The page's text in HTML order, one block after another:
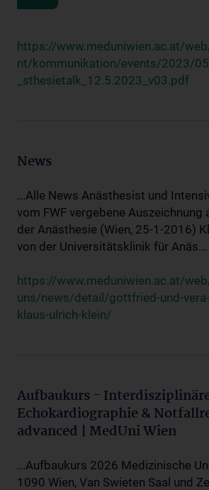
https://www.meduniwien.ac.at/
nt/kommunikation/events/2023/05/
_sthesietalk_12.5.2023_v03.pdf
News
...Alle News Anästhesist und
vom FWF vergebene Auszeichnung
der Anästhesie (Wien, 25-1-2016)
von der Universitätsklinik für Anäs...
https://www.meduniwien.ac.at/
uns/news/detail/gottfried-und-
klaus-ulrich-klein/
Aufbaukurs -
Echokardiographie &
advanced | MedUni Wien
...Aufbaukurs 2026 Medizinische
1090 Wien, Van Swieten Saal und